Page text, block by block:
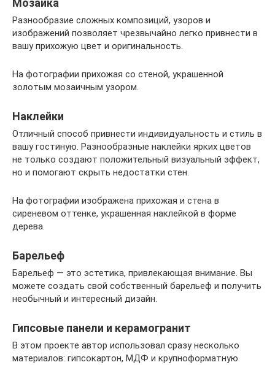
Мозаика
Разнообразие сложных композиций, узоров и
изображений позволяет чрезвычайно легко привнести в
вашу прихожую цвет и оригинальность.
На фотографии прихожая со стеной, украшенной
золотым мозаичным узором.
Наклейки
Отличный способ привнести индивидуальность и стиль в
вашу гостиную. Разнообразные наклейки ярких цветов
не только создают положительный визуальный эффект,
но и помогают скрыть недостатки стен.
На фотографии изображена прихожая и стена в
сиреневом оттенке, украшенная наклейкой в форме
дерева.
Барельеф
Барельеф — это эстетика, привлекающая внимание. Вы
можете создать свой собственный барельеф и получить
необычный и интересный дизайн.
Гипсовые панели и керамогранит
В этом проекте автор использовал сразу несколько
материалов: гипсокартон, МДФ и крупноформатную